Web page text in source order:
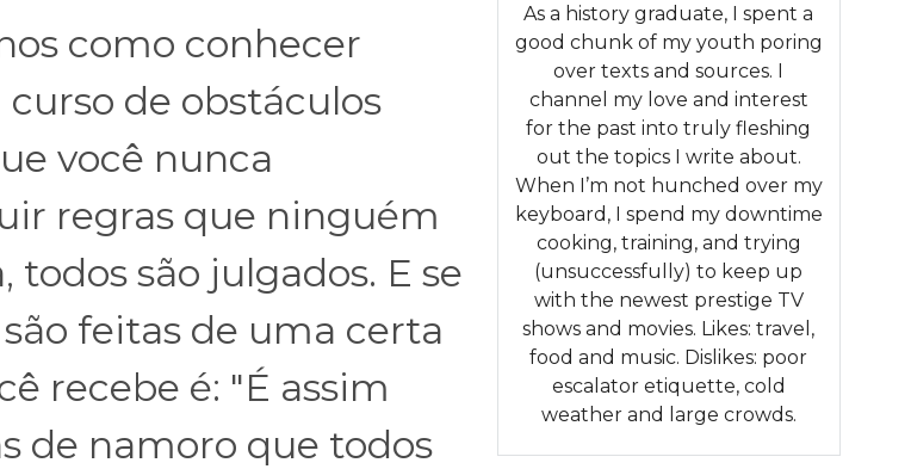
como conhecer
de obstáculos
você nunca
regras que ninguém
são julgados. E se
feitas de uma certa
recebe é: "É assim
de namoro que todos
As a history graduate, I spent a
good chunk of my youth poring
over texts and sources. I
channel my love and interest
for the past into truly fleshing
out the topics I write about.
When I’m not hunched over my
keyboard, I spend my downtime
cooking, training, and trying
(unsuccessfully) to keep up
with the newest prestige TV
shows and movies. Likes: travel,
food and music. Dislikes: poor
escalator etiquette, cold
weather and large crowds.